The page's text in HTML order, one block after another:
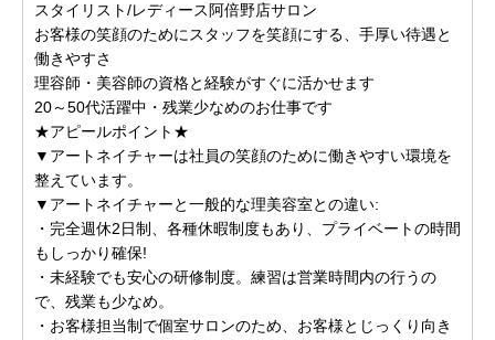
スタイリスト/レディース阿倍野店サロン
お客様の笑顔のためにスタッフを笑顔にする、手厚い待遇と
働きやすさ
理容師・美容師の資格と経験がすぐに活かせます
20～50代活躍中・残業少なめのお仕事です
★アピールポイント★
▼アートネイチャーは社員の笑顔のために働きやすい環境を
整えています。
▼アートネイチャーと一般的な理美容室との違い:
・完全週休2日制、各種休暇制度もあり、プライベートの時間
もしっかり確保!
・未経験でも安心の研修制度。練習は営業時間内の行うの
で、残業も少なめ。
・お客様担当制で個室サロンのため、お客様とじっくり向き